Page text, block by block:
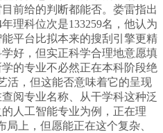
前给的判断都能否。娄雷指出
理科位次是133259名，他认为
平台比拟本来的搜刮引擎更精
好，但实正科学合理地意愿填
的专业不必然正在本科阶段绝
活，但这能否意味着它的呈现
阅专业名称、从干学科这种泛
人工智能专业为例，正在理
局上，但愿能正在这个复杂、